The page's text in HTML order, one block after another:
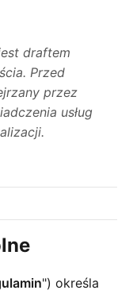
draftem
Przed
przez
usług
") określa